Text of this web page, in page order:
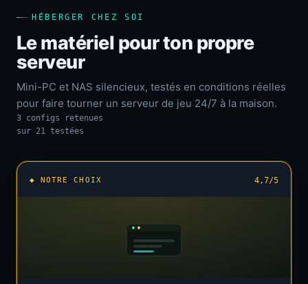
HÉBERGER CHEZ SOI
Le matériel pour ton propre
serveur
Mini-PC et NAS silencieux, testés en conditions réelles
pour faire tourner un serveur de jeu 24/7 à la maison.
3 configs retenues
sur 21 testées
◆ NOTRE CHOIX 4,7/5